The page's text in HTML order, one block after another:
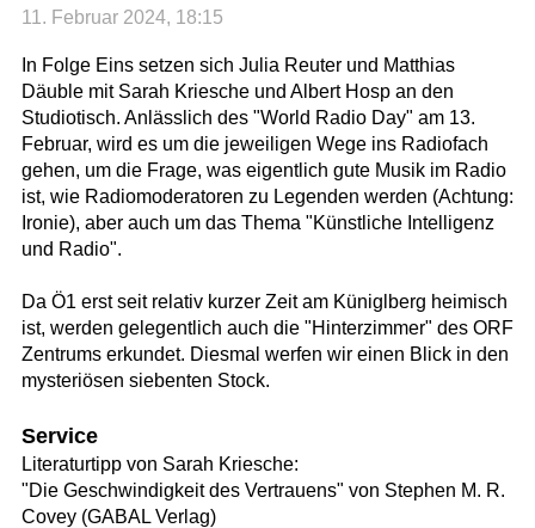
11. Februar 2024, 18:15
In Folge Eins setzen sich Julia Reuter und Matthias
Däuble mit Sarah Kriesche und Albert Hosp an den
Studiotisch. Anlässlich des "World Radio Day" am 13.
Februar, wird es um die jeweiligen Wege ins Radiofach
gehen, um die Frage, was eigentlich gute Musik im Radio
ist, wie Radiomoderatoren zu Legenden werden (Achtung:
Ironie), aber auch um das Thema "Künstliche Intelligenz
und Radio".
Da Ö1 erst seit relativ kurzer Zeit am Küniglberg heimisch
ist, werden gelegentlich auch die "Hinterzimmer" des ORF
Zentrums erkundet. Diesmal werfen wir einen Blick in den
mysteriösen siebenten Stock.
Service
Literaturtipp von Sarah Kriesche:
"Die Geschwindigkeit des Vertrauens" von Stephen M. R.
Covey (GABAL Verlag)